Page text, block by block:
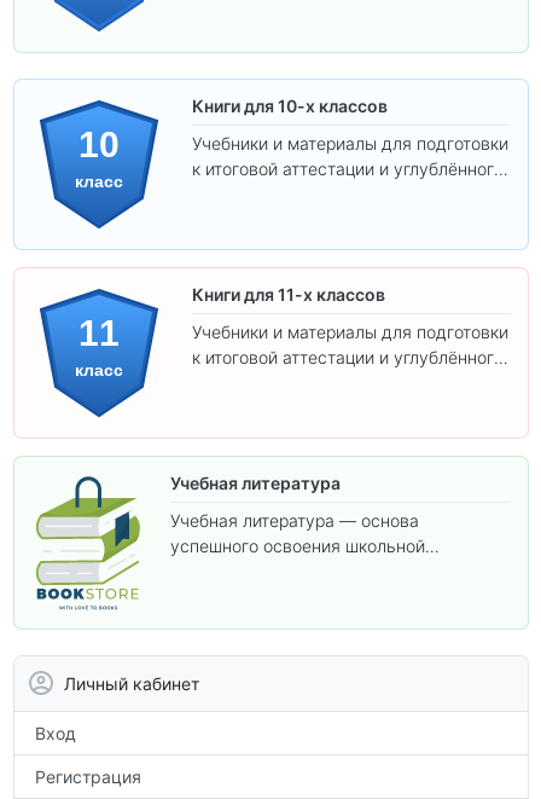
10
класс
Книги для 10-х классов
Учебники и материалы для подготовки
к итоговой аттестации и углублённого
11
класс
Книги для 11-х классов
Учебники и материалы для подготовки
к итоговой аттестации и углублённого
Учебная литература
Учебная литература — основа
успешного освоения школьной
по предметам.
Личный кабинет
Вход
Регистрация